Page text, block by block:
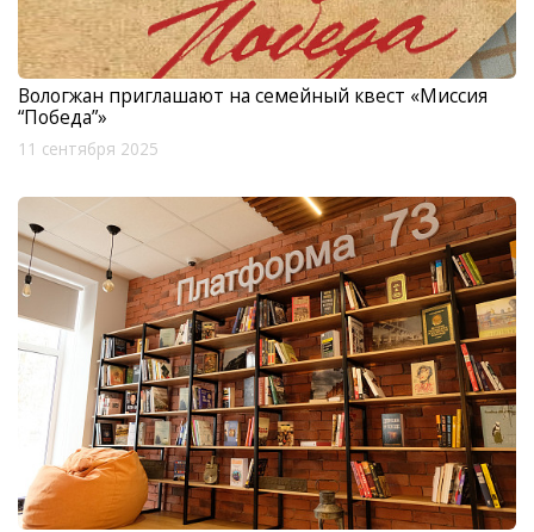
Вологжан приглашают на семейный квест «Миссия
“Победа”»
11 сентября 2025